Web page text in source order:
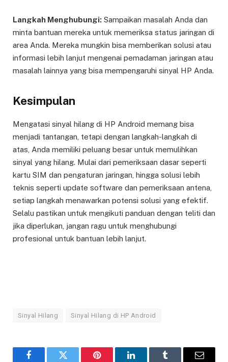
Langkah Menghubungi: Sampaikan masalah Anda dan
minta bantuan mereka untuk memeriksa status jaringan di
area Anda. Mereka mungkin bisa memberikan solusi atau
informasi lebih lanjut mengenai pemadaman jaringan atau
masalah lainnya yang bisa mempengaruhi sinyal HP Anda.
Kesimpulan
Mengatasi sinyal hilang di HP Android memang bisa
menjadi tantangan, tetapi dengan langkah-langkah di
atas, Anda memiliki peluang besar untuk memulihkan
sinyal yang hilang. Mulai dari pemeriksaan dasar seperti
kartu SIM dan pengaturan jaringan, hingga solusi lebih
teknis seperti update software dan pemeriksaan antena,
setiap langkah menawarkan potensi solusi yang efektif.
Selalu pastikan untuk mengikuti panduan dengan teliti dan
jika diperlukan, jangan ragu untuk menghubungi
profesional untuk bantuan lebih lanjut.
Sinyal Hilang Sinyal Hilang di HP Android